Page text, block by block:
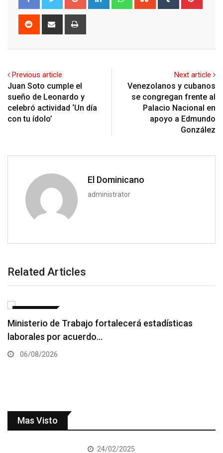
Reddit
Share
Previous article
Juan Soto cumple el
sueño de Leonardo y
celebró actividad ‘Un día
con tu ídolo’
Next article
Venezolanos y cubanos
se congregan frente al
Palacio Nacional en
apoyo a Edmundo
González
El Dominicano
administrator
Related Articles
Ministerio de Trabajo fortalecerá estadísticas
laborales por acuerdo…
06/08/2026
Mas Visto
24/02/2025